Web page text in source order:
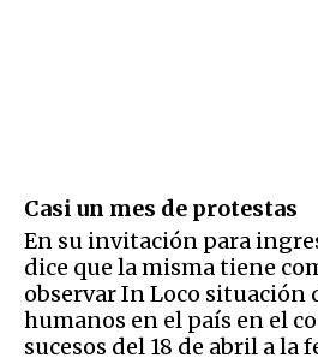
Casi un mes de protestas
En su invitación para
dice que la misma tiene
observar In Loco situación
humanos en el país en el
sucesos del 18 de abril a la